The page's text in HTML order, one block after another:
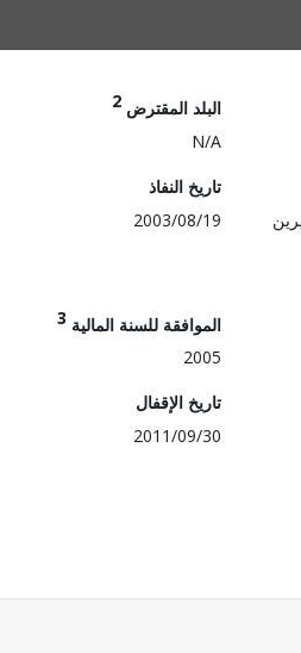
البلد المقترض 2
N/A
تاريخ النفاذ
2003/08/19
الموافقة للسنة المالية 3
2005
تاريخ الإقفال
2011/09/30